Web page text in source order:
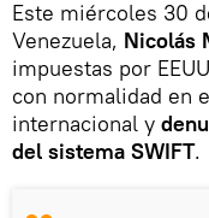
Este miércoles 30
Venezuela, Nicolás
impuestas por
con normalidad en
internacional y
del sistema SWIFT.